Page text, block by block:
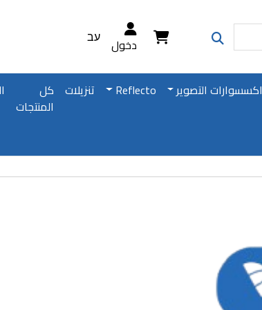
دخول עב
اكسسوارات التصوير Reflecto تنزيلات كل
المنتجات